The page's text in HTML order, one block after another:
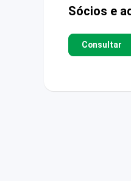
Sócios e
Consultar